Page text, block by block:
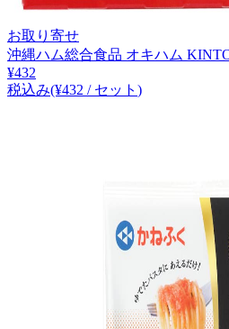
お取り寄せ
沖縄ハム総合食品 オキハム
¥432
税込み(¥432 / セット )